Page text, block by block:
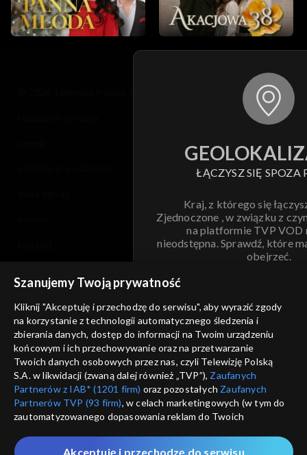
ŁĄCZYSZ SIĘ SPOZA
Kraj, z którego się
Zjednoczone , w związku z
na platformie TVP VOD
nieodstępna. Sprawdź, które
obejrzeć.
ANULUJ
informacje o dostawcy usług
Szanujemy Twoją prywatność
Kliknij "Akceptuję i przechodzę do serwisu", aby wyrazić zgody
na korzystanie z technologii automatycznego śledzenia i
zbierania danych, dostęp do informacji na Twoim urządzeniu
końcowym i ich przechowywanie oraz na przetwarzanie
Twoich danych osobowych przez nas, czyli Telewizję Polską
S.A. w likwidacji (zwaną dalej również „TVP”), Zaufanych
Partnerów z IAB* (1201 firm) oraz pozostałych Zaufanych
Partnerów TVP (93 firm), w celach marketingowych (w tym do
zautomatyzowanego dopasowania reklam do Twoich
które wskazujemy poniżej, a także zgody na udostępnianie
Akceptuję i przechodzę do serwisu